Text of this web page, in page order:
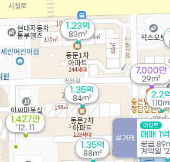
1.35억
88m²
실거래
아파트
매매 1
공급
계약일
1.23억
83m²
1.35억
84m² 2.2
7,000만
29m²
1,427만
'12. 11